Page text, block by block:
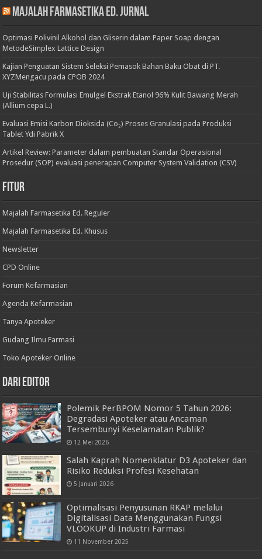
Majalah Farmasetika Ed. Jurnal
Optimasi Polivinil Alkohol dan Gliserin dalam Paper Soap dengan
MetodeSimplex Lattice Design
Kajian Penguatan Sistem Seleksi Pemasok Bahan Baku Obat di PT.
XYZMengacu pada CPOB 2024
Uji Stabilitas Formulasi Emulgel Ekstrak Etanol 96% Kulit Bawang Merah
(Allium cepa L.)
Evaluasi Emisi Karbon Dioksida (Co₂) Proses Granulasi pada Produksi
Tablet Ydi Pabrik X
Artikel Review: Parameter dalam pembuatan Standar Operasional
Prosedur (SOP) evaluasi penerapan Computer System Validation (CSV)
Fitur
Majalah Farmasetika Ed. Reguler
Majalah Farmasetika Ed. Khusus
Newsletter
CPD Online
Forum Kefarmasian
Agenda Kefarmasian
Tanya Apoteker
Gudang Ilmu Farmasi
Toko Apoteker Online
Dari Editor
Polemik PerBPOM Nomor 5 Tahun 2026:
Degradasi Apoteker atau Ancaman
Tersembunyi Keselamatan Publik?
12 Mei 2026
Salah Kaprah Nomenklatur D3 Apoteker dan
Risiko Reduksi Profesi Kesehatan
5 Januari 2026
Optimalisasi Penyusunan RKAP melalui
Digitalisasi Data Menggunakan Fungsi
VLOOKUP di Industri Farmasi
11 November 2025